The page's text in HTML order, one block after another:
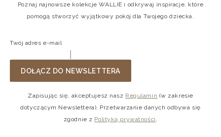
Poznaj najnowsze kolekcje WALLIE i odkrywaj inspiracje, które
pomogą stworzyć wyjątkowy pokój dla Twojego dziecka.
Twój adres e-mail
DOŁĄCZ DO NEWSLETTERA
Zapisując się, akceptujesz nasz Regulamin (w zakresie
dotyczącym Newslettera). Przetwarzanie danych odbywa się
zgodnie z Polityką prywatności .